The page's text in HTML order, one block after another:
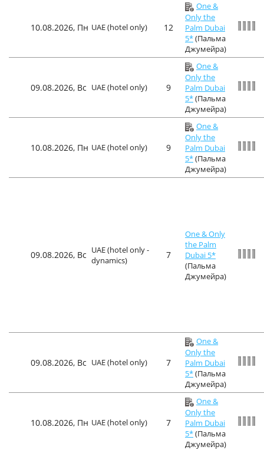
10.08.2026, Пн UAE (hotel only) 12
One &
Only the
Palm Dubai
5*(Пальма
Джумейра)
09.08.2026, Вс UAE (hotel only) 9
One &
Only the
Palm Dubai
5*(Пальма
Джумейра)
10.08.2026, Пн UAE (hotel only) 9
One &
Only the
Palm Dubai
5*(Пальма
Джумейра)
09.08.2026, Вс UAE (hotel only -
dynamics)
7
One & Only
the Palm
Dubai 5*
(Пальма
Джумейра)
09.08.2026, Вс UAE (hotel only) 7
One &
Only the
Palm Dubai
5*(Пальма
Джумейра)
10.08.2026, Пн UAE (hotel only) 7
One &
Only the
Palm Dubai
5*(Пальма
Джумейра)